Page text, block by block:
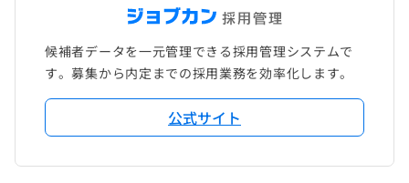
候補者データを一元管理できる採用管理システムで
す。募集から内定までの採用業務を効率化します。
公式サイト